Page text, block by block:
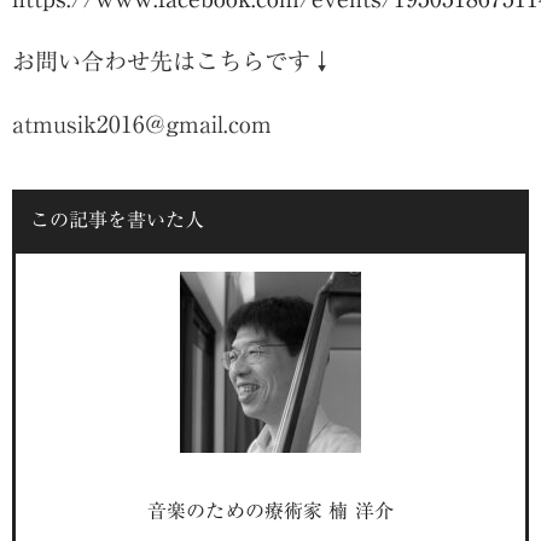
お問い合わせ先はこちらです↓
atmusik2016@gmail.com
この記事を書いた人
音楽のための療術家 楠 洋介